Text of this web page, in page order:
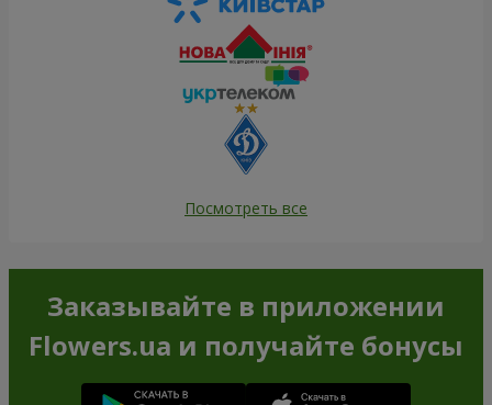
Посмотреть все
Заказывайте в приложении
Flowers.ua и получайте бонусы